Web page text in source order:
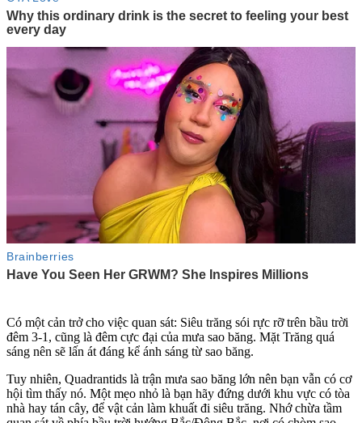
Có một cản trở cho việc quan sát: Siêu trăng sói rực rỡ trên bầu trời
đêm 3-1, cũng là đêm cực đại của mưa sao băng. Mặt Trăng quá
sáng nên sẽ lấn át đáng kể ánh sáng từ sao băng.
Tuy nhiên, Quadrantids là trận mưa sao băng lớn nên bạn vẫn có cơ
hội tìm thấy nó. Một mẹo nhỏ là bạn hãy đứng dưới khu vực có tòa
nhà hay tán cây, để vật cản làm khuất đi siêu trăng. Nhớ chừa tầm